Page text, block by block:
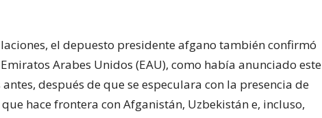
el depuesto presidente afgano también confirmó
Arabes Unidos (EAU), como había anunciado este
después de que se especulara con la presencia de
hace frontera con Afganistán, Uzbekistán e, incluso,